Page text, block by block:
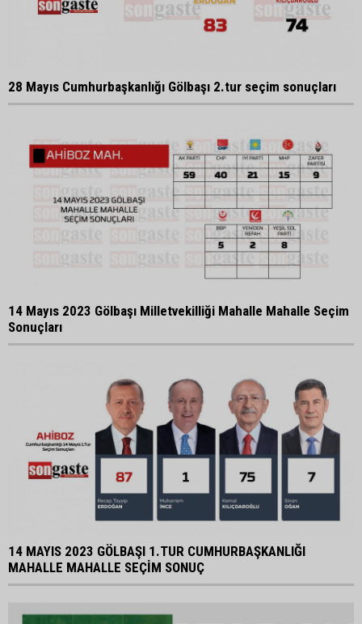
28 Mayıs Cumhurbaşkanlığı Gölbaşı 2.tur seçim sonuçları
14 Mayıs 2023 Gölbaşı Milletvekilliği Mahalle Mahalle Seçim
Sonuçları
14 MAYIS 2023 GÖLBAŞI 1.TUR CUMHURBAŞKANLIĞI
MAHALLE MAHALLE SEÇİM SONUÇ